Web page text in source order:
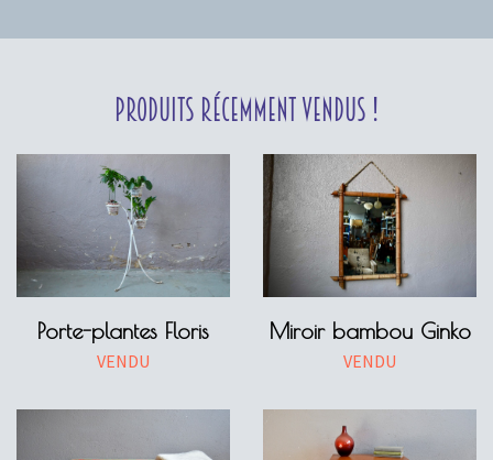
Produits récemment vendus !
Porte-plantes Floris
VENDU
Miroir bambou Ginko
VENDU